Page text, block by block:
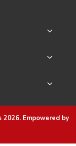
+
+
+
2026. Empowered by